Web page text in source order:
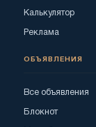
Калькулятор
Реклама
ОБЪЯВЛЕНИЯ
Все объявления
Блокнот